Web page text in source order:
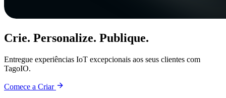
Crie. Personalize. Publique.
Entregue experiências IoT excepcionais aos seus clientes com
TagoIO.
Comece a Criar